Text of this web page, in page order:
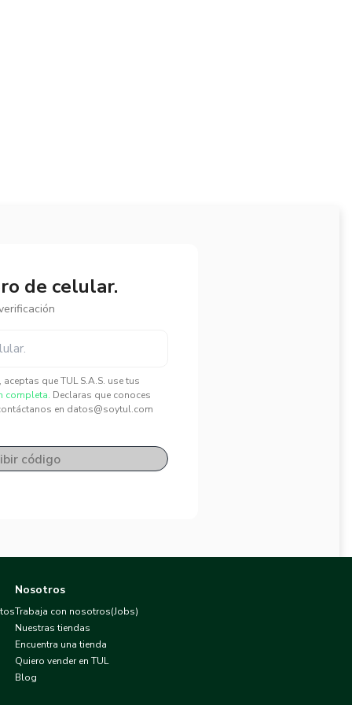
de celular.
que TUL S.A.S. use tus
completa. Declaras que conoces
en datos@soytul.com
código
Nosotros
Trabaja con nosotros(Jobs)
Nuestras tiendas
Encuentra una tienda
Quiero vender en TUL
Blog